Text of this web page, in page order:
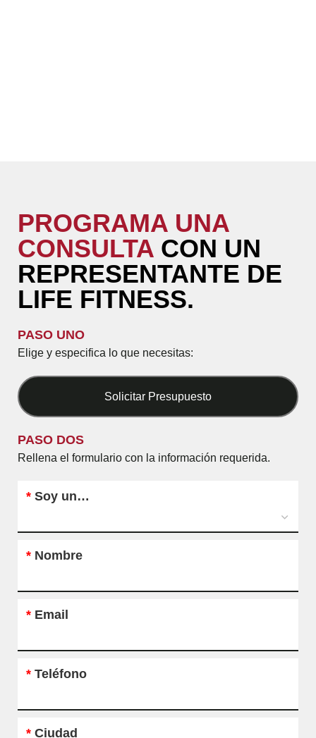
PROGRAMA UNA
CONSULTA CON UN
REPRESENTANTE DE
LIFE FITNESS.
PASO UNO
Elige y especifica lo que necesitas:
Solicitar Presupuesto
PASO DOS
Rellena el formulario con la información requerida.
* Soy un…
* Nombre
* Email
* Teléfono
* Ciudad